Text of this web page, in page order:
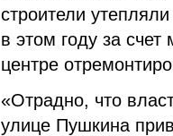
строители
в этом году за
центре
«Отрадно, что
улице Пушкина